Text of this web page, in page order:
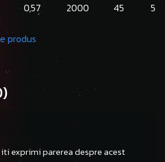
0,57 2000 45 52
produs
exprimi parerea despre acest